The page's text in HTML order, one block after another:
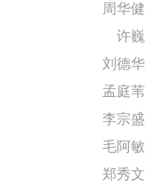
周华健
许巍
刘德华
孟庭苇
李宗盛
毛阿敏
郑秀文